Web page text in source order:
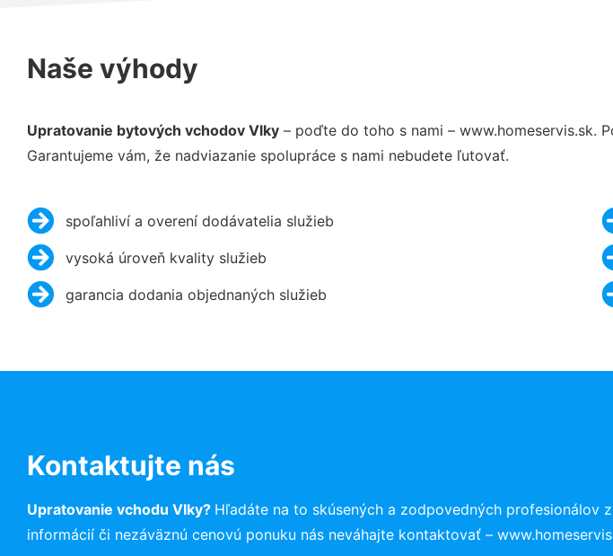
Naše výhody
Upratovanie bytových vchodov Vlky – poďte do toho s nami – www.homeservis.sk.
Garantujeme vám, že nadviazanie spolupráce s nami nebudete ľutovať.
spoľahliví a overení dodávatelia služieb
vysoká úroveň kvality služieb
garancia dodania objednaných služieb
Kontaktujte nás
Upratovanie vchodu Vlky? Hľadáte na to skúsených a zodpovedných profesionálov
informácií či nezáväznú cenovú ponuku nás neváhajte kontaktovať –